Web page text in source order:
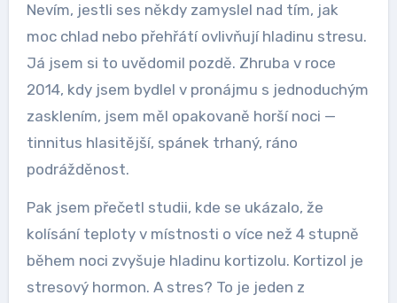
Nevím, jestli ses někdy zamyslel nad tím, jak
moc chlad nebo přehřátí ovlivňují hladinu stresu.
Já jsem si to uvědomil pozdě. Zhruba v roce
2014, kdy jsem bydlel v pronájmu s jednoduchým
zasklením, jsem měl opakovaně horší noci —
tinnitus hlasitější, spánek trhaný, ráno
podrážděnost.
Pak jsem přečetl studii, kde se ukázalo, že
kolísání teploty v místnosti o více než 4 stupně
během noci zvyšuje hladinu kortizolu. Kortizol je
stresový hormon. A stres? To je jeden z